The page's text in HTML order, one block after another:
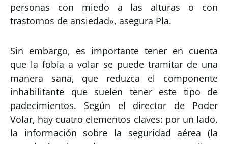
personas con miedo a las alturas o con
trastornos de ansiedad», asegura Pla.
Sin embargo, es importante tener en cuenta
que la fobia a volar se puede tramitar de una
manera sana, que reduzca el componente
inhabilitante que suelen tener este tipo de
padecimientos. Según el director de Poder
Volar, hay cuatro elementos claves: por un lado,
la información sobre la seguridad aérea (la